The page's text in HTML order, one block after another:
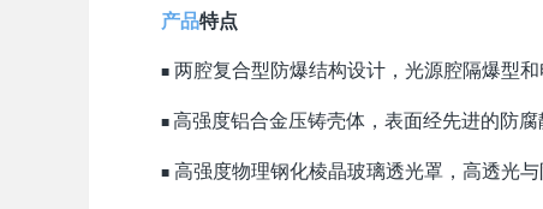
产品特点
■两腔复合型防爆结构设计，光源腔隔爆型
■ 高强度铝合金压铸壳体，表面经先进的防
■ 高强度物理钢化棱晶玻璃透光罩，高透光与